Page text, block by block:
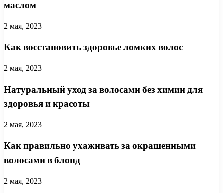
маслом
2 мая, 2023
Как восстановить здоровье ломких волос
2 мая, 2023
Натуральный уход за волосами без химии для
здоровья и красоты
2 мая, 2023
Как правильно ухаживать за окрашенными
волосами в блонд
2 мая, 2023